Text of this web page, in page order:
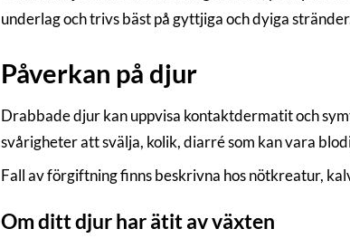
underlag och trivs bäst på gyttjiga och dyiga
Påverkan på djur
Drabbade djur kan uppvisa kontaktdermatit och
svårigheter att svälja, kolik, diarré som kan vara
Fall av förgiftning finns beskrivna hos nötkreatur,
Om ditt djur har ätit av växten